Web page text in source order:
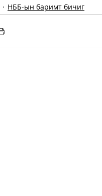
НББ-ын баримт бичиг